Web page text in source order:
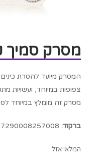
מסרק סמיך
המסרק מיועד להסרת
צפופות במיוחד, ועשויות
מסרק זה מומלץ במיוחד
ברקוד: 7290008257008
המלאי אזל